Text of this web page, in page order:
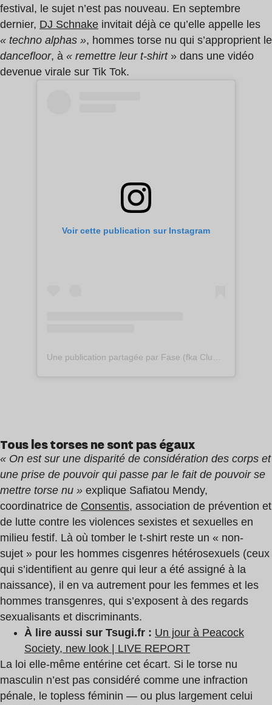
festival, le sujet n’est pas nouveau. En septembre
dernier, DJ Schnake invitait déjà ce qu’elle appelle les
« techno alphas », hommes torse nu qui s’approprient le
dancefloor, à « remettre leur t-shirt » dans une vidéo
devenue virale sur Tik Tok.
Voir cette publication sur Instagram
Tous les torses ne sont pas égaux
« On est sur une disparité de considération des corps et
une prise de pouvoir qui passe par le fait de pouvoir se
mettre torse nu » explique Safiatou Mendy,
coordinatrice de Consentis, association de prévention et
de lutte contre les violences sexistes et sexuelles en
milieu festif. Là où tomber le t-shirt reste un « non-
sujet » pour les hommes cisgenres hétérosexuels (ceux
qui s’identifient au genre qui leur a été assigné à la
naissance), il en va autrement pour les femmes et les
hommes transgenres, qui s’exposent à des regards
sexualisants et discriminants.
À lire aussi sur Tsugi.fr : Un jour à Peacock
Society, new look | LIVE REPORT
La loi elle-même entérine cet écart. Si le torse nu
masculin n’est pas considéré comme une infraction
pénale, le topless féminin — ou plus largement celui